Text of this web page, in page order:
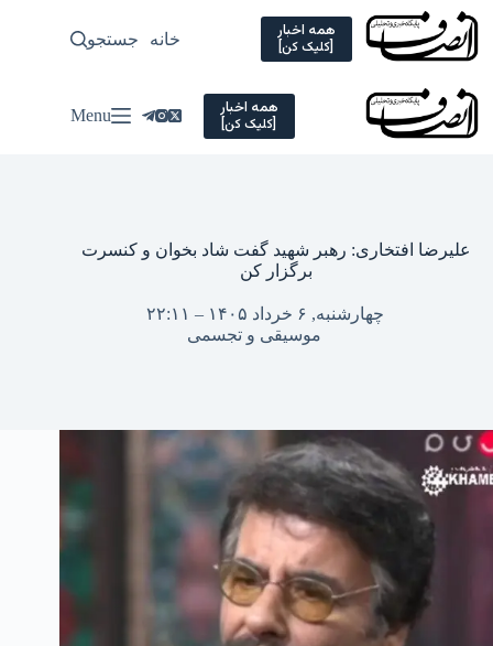
Skip
content
همه اخبار
[کلیک کن] خانه سیاسی
جستجو
همه اخبار
[کلیک کن] Menu
علیرضا افتخاری: رهبر شهید گفت شاد بخوان و کنسرت
برگزار کن
چهارشنبه, ۶ خرداد ۱۴۰۵ – ۲۲:۱۱
موسیقی و تجسمی